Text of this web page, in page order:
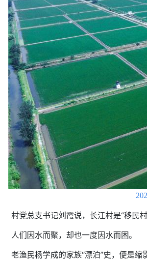
村党总支书记刘霞说，长江村是“移民村
人们因水而聚，却也一度因水而困。
老渔民杨学成的家族“漂泊”史，便是缩